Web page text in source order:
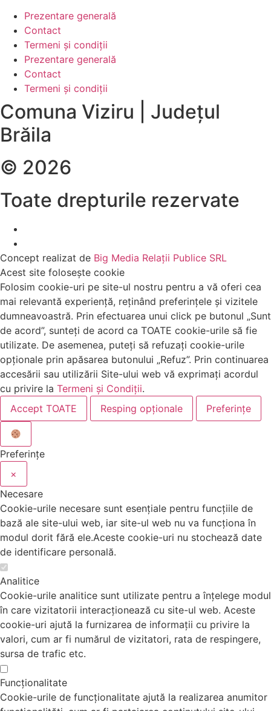
Prezentare generală
Contact
Termeni și condiții
Prezentare generală
Contact
Termeni și condiții
Comuna Viziru | Județul
Brăila
© 2026
Toate drepturile rezervate
Concept realizat de Big Media Relații Publice SRL
Acest site folosește cookie
Folosim cookie-uri pe site-ul nostru pentru a vă oferi cea
mai relevantă experiență, reținând preferințele și vizitele
dumneavoastră. Prin efectuarea unui click pe butonul „Sunt
de acord”, sunteți de acord ca TOATE cookie-urile să fie
utilizate. De asemenea, puteți să refuzați cookie-urile
opționale prin apăsarea butonului „Refuz”. Prin continuarea
accesării sau utilizării Site-ului web vă exprimați acordul
cu privire la Termeni și Condiții.
Accept TOATE
Resping opționale Preferințe
Preferințe
×
Necesare
Cookie-urile necesare sunt esențiale pentru funcțiile de
bază ale site-ului web, iar site-ul web nu va funcționa în
modul dorit fără ele.Aceste cookie-uri nu stochează date
de identificare personală.
Analitice
Cookie-urile analitice sunt utilizate pentru a înțelege modul
în care vizitatorii interacționează cu site-ul web. Aceste
cookie-uri ajută la furnizarea de informații cu privire la
valori, cum ar fi numărul de vizitatori, rata de respingere,
sursa de trafic etc.
Funcționalitate
Cookie-urile de funcționalitate ajută la realizarea anumitor